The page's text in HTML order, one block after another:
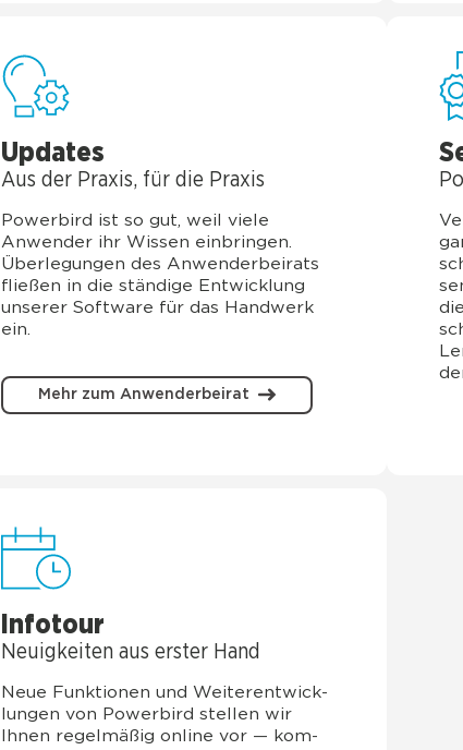
Updates
Aus der Pra­xis, für die Pra­xis
Power­bird ist so gut, weil vie­le
Anwen­der ihr Wis­sen ein­brin­gen.
Über­le­gun­gen des Anwen­der­bei­rats
flie­ßen in die stän­di­ge Ent­wick­lung
unse­rer Soft­ware für das Hand­werk
ein.
Mehr zum Anwenderbeirat
Info­to­ur
Neu­ig­kei­ten aus ers­ter Hand
Neue Funk­tio­nen und Wei­ter­ent­wick­
lun­gen von Power­bird stel­len wir
Ihnen regel­mä­ßig online vor — kom­